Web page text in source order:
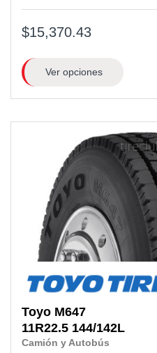
$15,370.43
Ver opciones
Toyo M647
11R22.5 144/142L
Camión y Autobús